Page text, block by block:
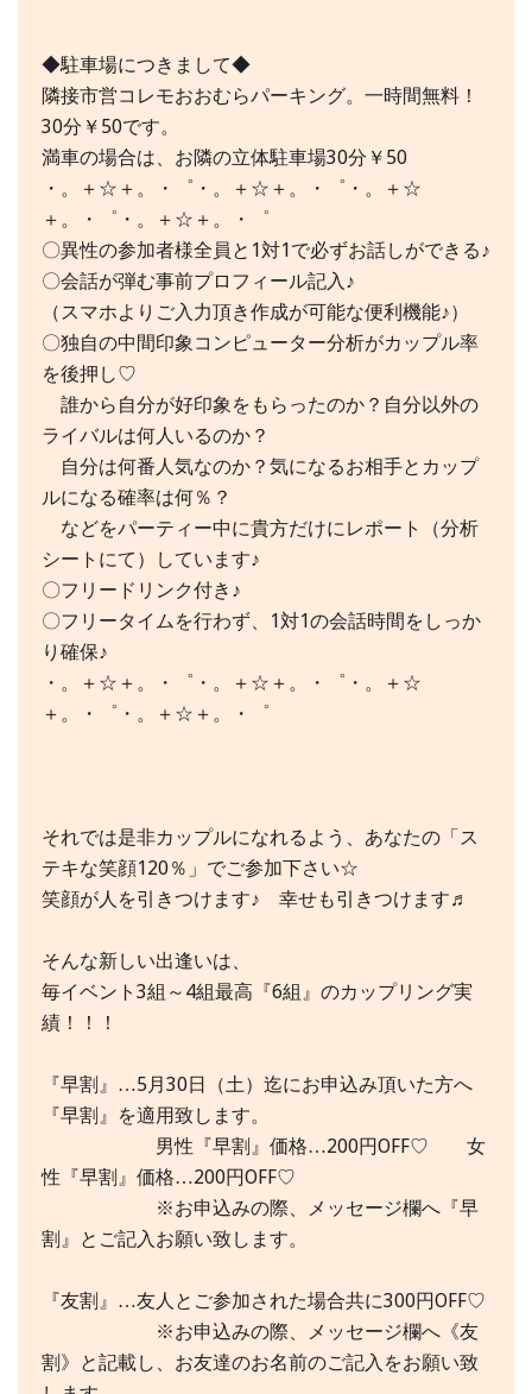
◆駐車場につきまして◆
隣接市営コレモおおむらパーキング。一時間無料！
30分￥50です。
満車の場合は、お隣の立体駐車場30分￥50
・。＋☆＋。・゜・。＋☆＋。・゜・。＋☆
＋。・゜・。＋☆＋。・゜
〇異性の参加者様全員と1対1で必ずお話しができる♪
〇会話が弾む事前プロフィール記入♪
（スマホよりご入力頂き作成が可能な便利機能♪）
〇独自の中間印象コンピューター分析がカップル率
を後押し♡
誰から自分が好印象をもらったのか？自分以外の
ライバルは何人いるのか？
自分は何番人気なのか？気になるお相手とカップ
ルになる確率は何％？
などをパーティー中に貴方だけにレポート（分析
シートにて）しています♪
〇フリードリンク付き♪
〇フリータイムを行わず、1対1の会話時間をしっか
り確保♪
・。＋☆＋。・゜・。＋☆＋。・゜・。＋☆
＋。・゜・。＋☆＋。・゜
それでは是非カップルになれるよう、あなたの「ス
テキな笑顔120％」でご参加下さい☆
笑顔が人を引きつけます♪ 幸せも引きつけます♬
そんな新しい出逢いは、
毎イベント3組～4組最高『6組』のカップリング実
績！！！
『早割』…5月30日（土）迄にお申込み頂いた方へ
『早割』を適用致します。
男性『早割』価格…200円OFF♡ 女
性『早割』価格…200円OFF♡
※お申込みの際、メッセージ欄へ『早
割』とご記入お願い致します。
『友割』…友人とご参加された場合共に300円OFF♡
※お申込みの際、メッセージ欄へ《友
割》と記載し、お友達のお名前のご記入をお願い致